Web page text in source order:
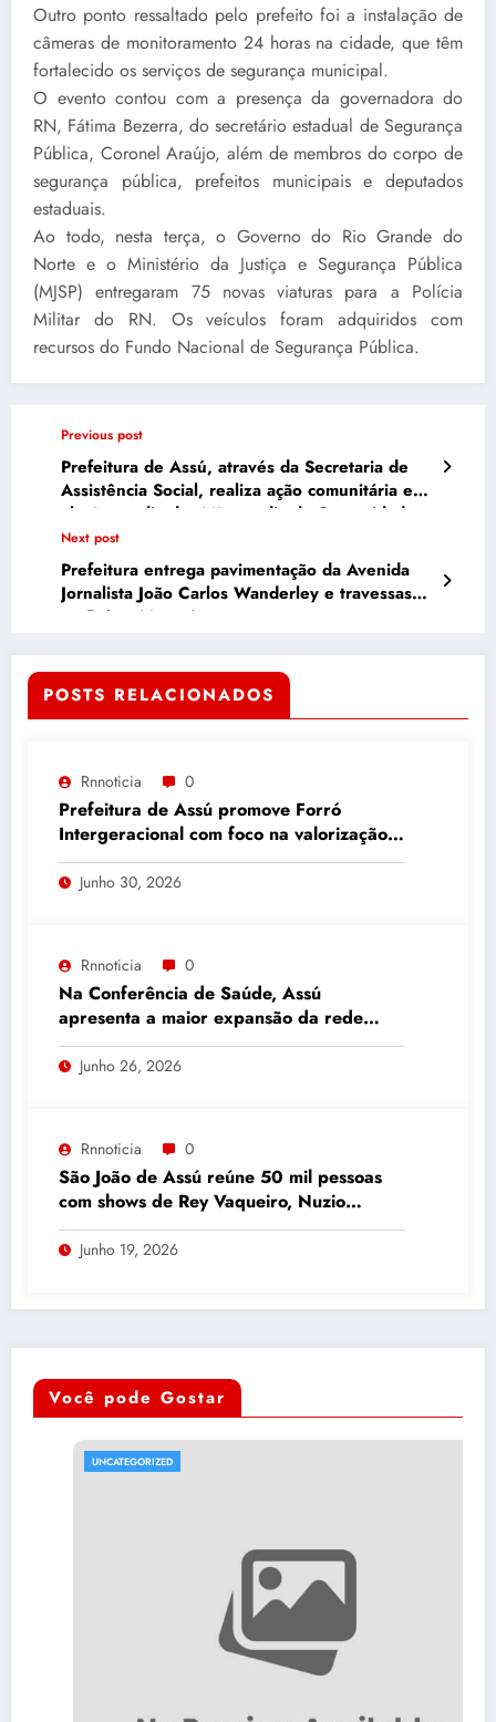
Outro ponto ressaltado pelo prefeito foi a instalação de
câmeras de monitoramento 24 horas na cidade, que têm
fortalecido os serviços de segurança municipal.
O evento contou com a presença da governadora do
RN, Fátima Bezerra, do secretário estadual de Segurança
Pública, Coronel Araújo, além de membros do corpo de
segurança pública, prefeitos municipais e deputados
estaduais.
Ao todo, nesta terça, o Governo do Rio Grande do
Norte e o Ministério da Justiça e Segurança Pública
(MJSP) entregaram 75 novas viaturas para a Polícia
Militar do RN. Os veículos foram adquiridos com
recursos do Fundo Nacional de Segurança Pública.
Previous post
Prefeitura de Assú, através da Secretaria de
Assistência Social, realiza ação comunitária em
alusão ao dia das Mães e dia da Comunidade
Next post
Prefeitura entrega pavimentação da Avenida
Jornalista João Carlos Wanderley e travessas
no Bairro Meus Amores
POSTS RELACIONADOS
Rnnoticia 0
Prefeitura de Assú promove Forró
Intergeracional com foco na valorização
da terceira idade
Junho 30, 2026
Rnnoticia 0
Na Conferência de Saúde, Assú
apresenta a maior expansão da rede
municipal dos últimos meses
Junho 26, 2026
Rnnoticia 0
São João de Assú reúne 50 mil pessoas
com shows de Rey Vaqueiro, Nuzio
Medeiros e Daniel Donato.
Junho 19, 2026
Você pode Gostar
UNCATEGORIZED